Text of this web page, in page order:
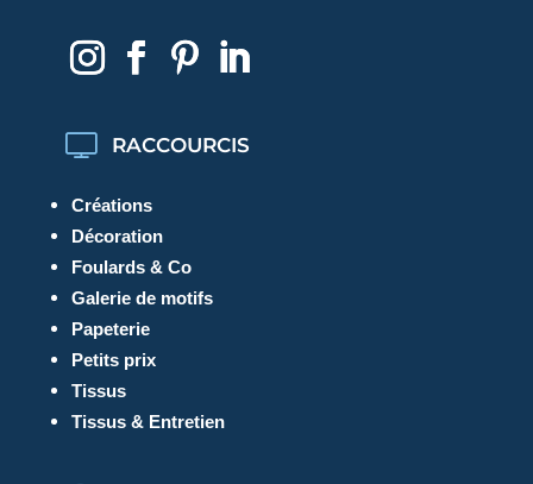
RACCOURCIS
Créations
Décoration
Foulards & Co
Galerie de motifs
Papeterie
Petits prix
Tissus
Tissus & Entretien